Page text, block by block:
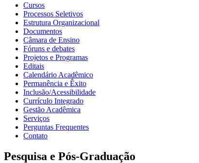
Cursos
Processos Seletivos
Estrutura Organizacional
Documentos
Câmara de Ensino
Fóruns e debates
Projetos e Programas
Editais
Calendário Acadêmico
Permanência e Êxito
Inclusão/Acessibilidade
Currículo Integrado
Gestão Acadêmica
Serviços
Perguntas Frequentes
Contato
Pesquisa e Pós-Graduação